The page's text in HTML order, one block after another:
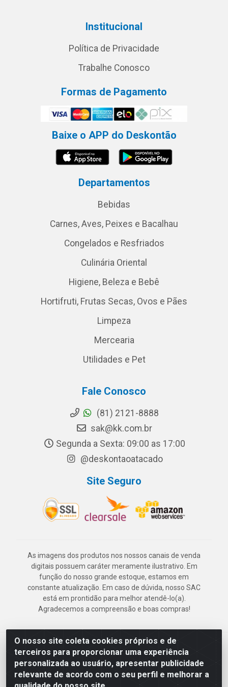
O nosso site coleta cookies próprios e de
terceiros para proporcionar uma experiência
personalizada ao usuário, apresentar publicidade
relevante de acordo com o seu perfil e melhorar a
Institucional
Política de Privacidade
Trabalhe Conosco
Formas de Pagamento
Baixe o APP do Deskontão
Departamentos
Bebidas
Carnes, Aves, Peixes e Bacalhau
Congelados e Resfriados
Culinária Oriental
Higiene, Beleza e Bebê
Hortifruti, Frutas Secas, Ovos e Pães
Limpeza
Mercearia
Utilidades e Pet
Fale Conosco
(81) 2121-8888
sak@kk.com.br
Segunda a Sexta: 09:00 as 17:00
@deskontaoatacado
Site Seguro
As imagens dos produtos nos nossos canais de venda
digitais possuem caráter meramente ilustrativo. Em
função do nosso grande estoque, estamos em
constante atualização. Em caso de dúvida, nosso SAC
está em prontidão para melhor atendê-lo(a).
Agradecemos a compreensão e boas compras!
Deskontão Atacado - Av. Marechal Mascarenhas de Morais, 2471 -
Imbiribeira - Recife/PE - CEP 51.150-001 - CNPJ 24.150.377/0003-
57